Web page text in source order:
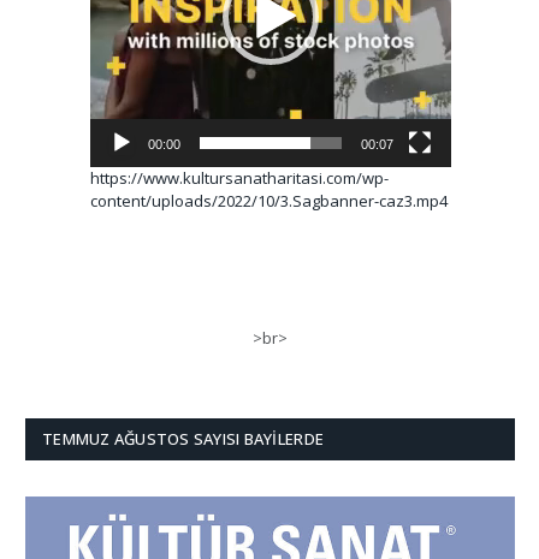
00:00 00:07
https://www.kultursanatharitasi.com/wp-
content/uploads/2022/10/3.Sagbanner-caz3.mp4
>br>
TEMMUZ AĞUSTOS SAYISI BAYILERDE